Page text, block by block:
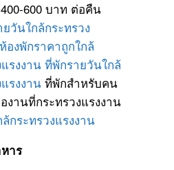
600 บาท ต่อคืน
วันใกล้กระทรวง
ห้องพักราคาถูกใกล้
รงงาน ที่พักรายวันใกล้
รงงานที่พักสำหรับคน
งานที่กระทรวงแรงงาน
กระทรวงแรงงาน
าร